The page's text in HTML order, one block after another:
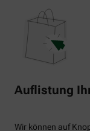
Auflistung
Wir können auf